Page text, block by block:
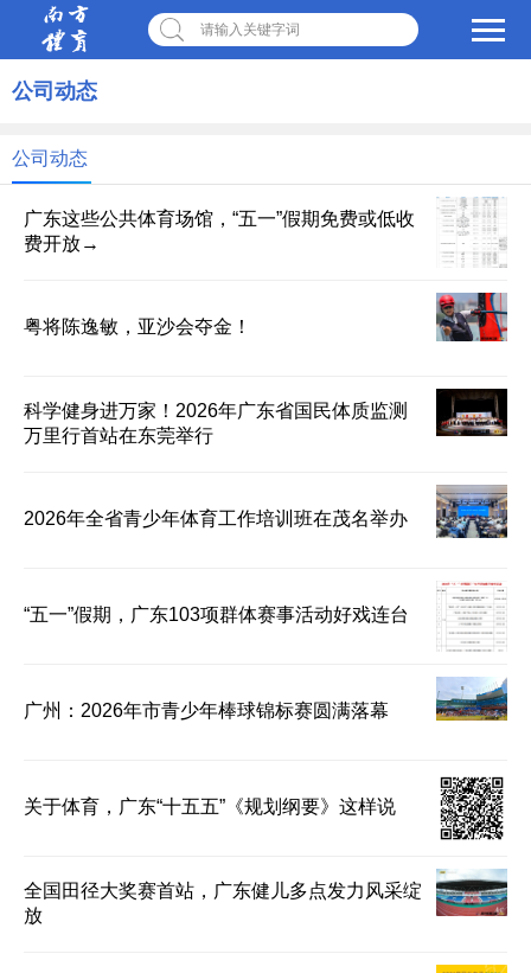
请输入关键字词
公司动态
公司动态
广东这些公共体育场馆，“五一”假期免费或低收
费开放→
粤将陈逸敏，亚沙会夺金！
科学健身进万家！2026年广东省国民体质监测
万里行首站在东莞举行
2026年全省青少年体育工作培训班在茂名举办
“五一”假期，广东103项群体赛事活动好戏连台
广州：2026年市青少年棒球锦标赛圆满落幕
关于体育，广东“十五五”《规划纲要》这样说
全国田径大奖赛首站，广东健儿多点发力风采绽
放